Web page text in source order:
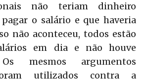
não teriam dinheiro
o salário e que haveria
não aconteceu, todos estão
em dia e não houve
Os mesmos argumentos
utilizados contra a